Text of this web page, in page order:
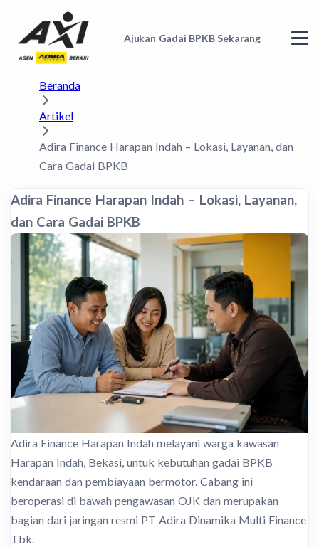
Ajukan Gadai BPKB Sekarang
Beranda
Artikel
Adira Finance Harapan Indah – Lokasi, Layanan, dan
Cara Gadai BPKB
Adira Finance Harapan Indah – Lokasi, Layanan,
dan Cara Gadai BPKB
Adira Finance Harapan Indah melayani warga kawasan
Harapan Indah, Bekasi, untuk kebutuhan gadai BPKB
kendaraan dan pembiayaan bermotor. Cabang ini
beroperasi di bawah pengawasan OJK dan merupakan
bagian dari jaringan resmi PT Adira Dinamika Multi Finance
Tbk.